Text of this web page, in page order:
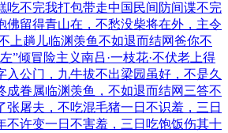
吃不完我打包带走中国民间防间谍不完
佛留得青山在，不愁没柴将在外，主令
上趟儿临渊羡鱼不如退而结网爸你不
”倾冒险主义南吕·一枝花·不伏老 上得
入公门，九牛拔不出梁园虽好，不是久
成眷属临渊羡鱼，不如退而结网 三答不
张屠夫，不吃混毛猪一日不识羞，三日
不许变一日不害羞，三日吃饱饭伤其十